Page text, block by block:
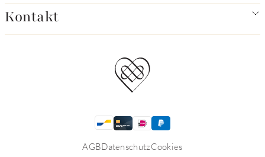
Kontakt
AGBDatenschutzCookies